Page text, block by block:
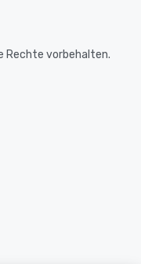
Rechte vorbehalten.